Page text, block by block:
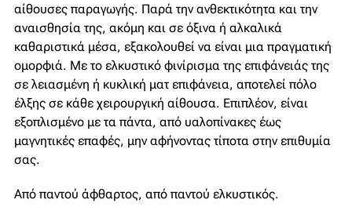
αίθουσες παραγωγής. Παρά την ανθεκτικότητα και την
αναισθησία της, ακόμη και σε όξινα ή αλκαλικά
καθαριστικά μέσα, εξακολουθεί να είναι μια πραγματική
ομορφιά. Με το ελκυστικό φινίρισμα της επιφάνειάς της
σε λειασμένη ή κυκλική ματ επιφάνεια, αποτελεί πόλο
έλξης σε κάθε χειρουργική αίθουσα. Επιπλέον, είναι
εξοπλισμένο με τα πάντα, από υαλοπίνακες έως
μαγνητικές επαφές, μην αφήνοντας τίποτα στην επιθυμία
σας.
Από παντού άφθαρτος, από παντού ελκυστικός.